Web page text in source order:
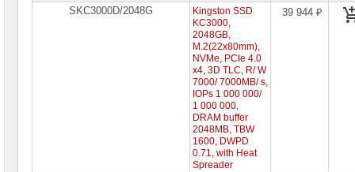
SKC3000D/2048G
Kingston SSD
KC3000,
2048GB,
M.2(22x80mm),
NVMe, PCIe 4.0
x4, 3D TLC, R/ W
7000/ 7000MB/ s,
IOPs 1 000 000/
1 000 000,
DRAM buffer
2048MB, TBW
1600, DWPD
0.71, with Heat
Spreader
39 944 ₽